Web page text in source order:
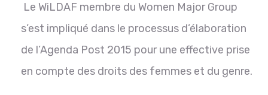
Le WiLDAF membre du Women Major Group
s’est impliqué dans le processus d’élaboration
de l’Agenda Post 2015 pour une effective prise
en compte des droits des femmes et du genre.